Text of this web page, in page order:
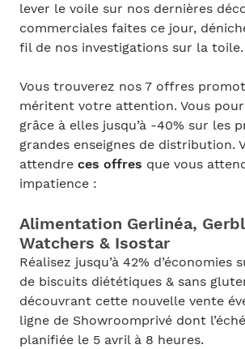
lever le voile sur nos dernières
commerciales faites ce jour,
fil de nos investigations sur la toile.
Vous trouverez nos 7 offres
méritent votre attention. Vous
grâce à elles jusqu’à -40% sur les
grandes enseignes de distribution.
attendre ces offres que vous
impatience :
Alimentation Gerlinéa,
Watchers & Isostar
Réalisez jusqu’à 42% d’économies
de biscuits diététiques & sans
découvrant cette nouvelle vente
ligne de Showroomprivé dont
planifiée le 5 avril à 8 heures.